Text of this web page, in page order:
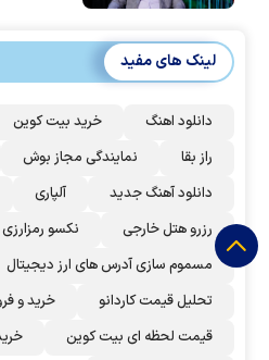
لینک های مفید
دانلود اهنگ خرید بیت کوین
راز بقا
نمایندگی مجاز بوش
دانلود آهنگ جدید
آلپاری
رزرو هتل خارجی
نکسو رمزارزی
مسموم سازی آدرس های ارز دیجیتال
تحلیل قیمت کاردانو
خرید و
قیمت لحظه ای بیت کوین